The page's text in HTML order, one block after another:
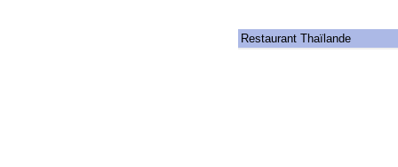
Restaurant Thaïlande